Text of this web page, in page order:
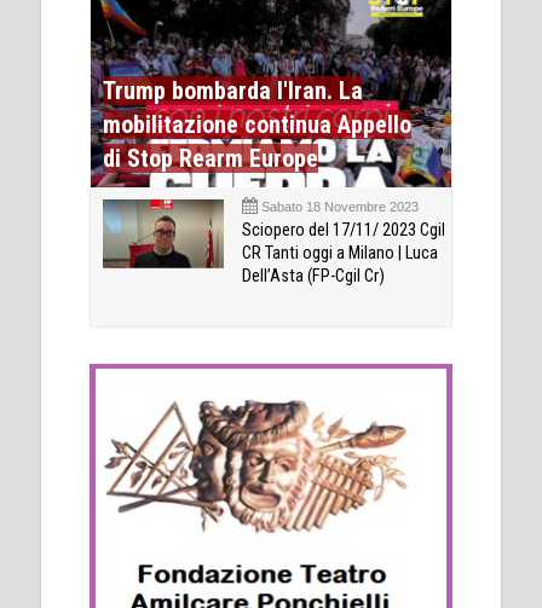
Trump bombarda l'Iran. La
mobilitazione continua Appello
di Stop Rearm Europe
Sabato 18 Novembre 2023
Sciopero del 17/11/ 2023 Cgil
CR Tanti oggi a Milano | Luca
Dell’Asta (FP-Cgil Cr)